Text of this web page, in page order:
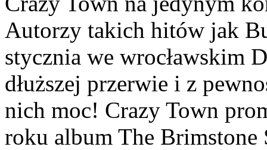
Autorzy takich hitów jak
stycznia we wrocławskim
dłuższej przerwie i z
nich moc! Crazy Town
roku album The